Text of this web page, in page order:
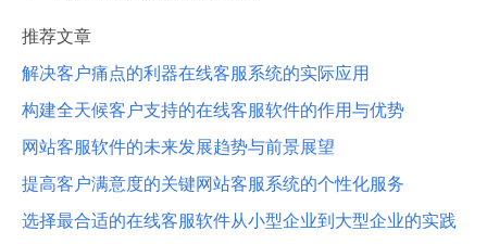
推荐文章
解决客户痛点的利器在线客服系统的实际应用
构建全天候客户支持的在线客服软件的作用与优势
网站客服软件的未来发展趋势与前景展望
提高客户满意度的关键网站客服系统的个性化服务
选择最合适的在线客服软件从小型企业到大型企业的实践